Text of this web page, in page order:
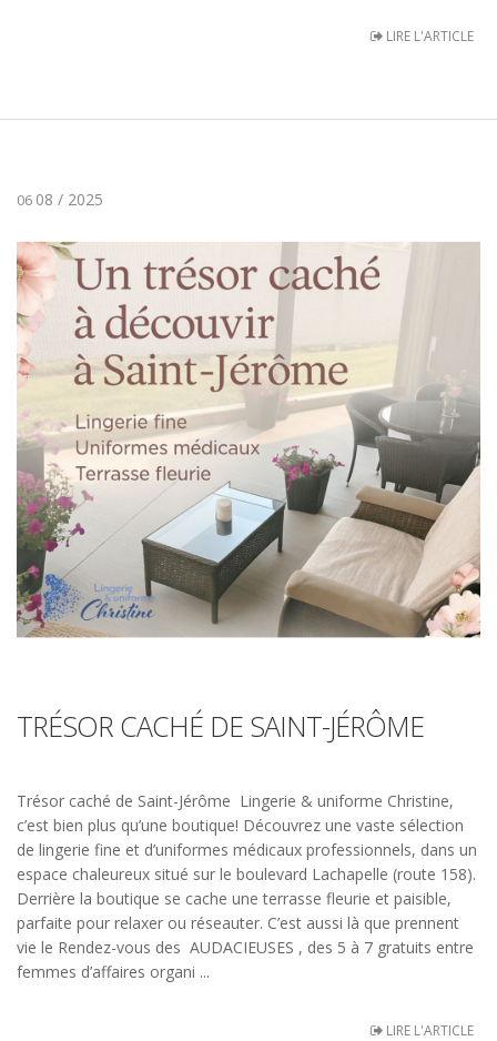
LIRE L'ARTICLE
06 08 / 2025
TRÉSOR CACHÉ DE SAINT-JÉRÔME
Trésor caché de Saint-Jérôme Lingerie & uniforme Christine,
c’est bien plus qu’une boutique! Découvrez une vaste sélection
de lingerie fine et d’uniformes médicaux professionnels, dans un
espace chaleureux situé sur le boulevard Lachapelle (route 158).
Derrière la boutique se cache une terrasse fleurie et paisible,
parfaite pour relaxer ou réseauter. C’est aussi là que prennent
vie le Rendez-vous des AUDACIEUSES , des 5 à 7 gratuits entre
femmes d’affaires organi ...
LIRE L'ARTICLE